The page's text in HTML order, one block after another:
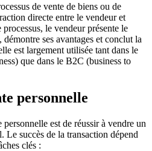
de vente de biens ou de
directe entre le vendeur et
le vendeur présente le
ses avantages et conclut la
est largement utilisée tant dans le
que dans le B2C (business to
personnelle
est de réussir à vendre un
Le succès de la transaction dépend
clés :